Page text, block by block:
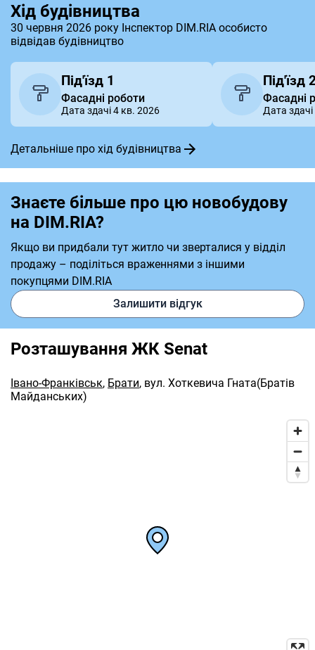
Хід будівництва
30 червня 2026 року Інспектор DIM.RIA особисто
відвідав будівництво
Під'їзд 1
Фасадні роботи
Дата здачі 4 кв. 2026
Під'їзд
Фасадні
Дата
Детальніше про хід будівництва
Знаєте більше про цю новобудову
на DIM.RIA?
Якщо ви придбали тут житло чи зверталися у відділ
продажу – поділіться враженнями з іншими
покупцями DIM.RIA
Залишити відгук
Розташування ЖК Senat
Івано-Франківськ, Брати, вул. Хоткевича Гната(Братів
Майданських)